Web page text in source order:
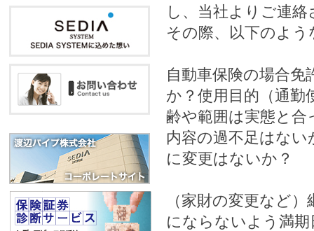
し、当社よりご連
その際、以下のよ
自動車保険の場合
か？使用目的（通
齢や範囲は実態と合
内容の過不足はな
に変更はないか？
（家財の変更など
にならないよう満